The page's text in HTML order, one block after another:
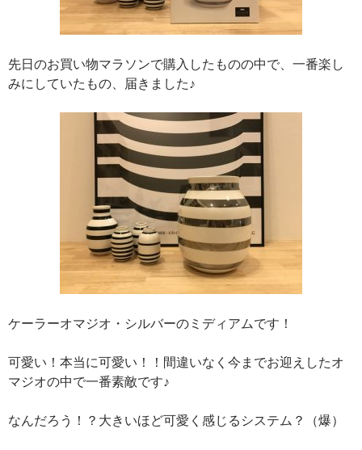
先日のお買い物マラソンで購入したものの中で、一番楽し
みにしていたもの、届きました♪
ケーラーオマジオ・シルバーのミディアムです！
可愛い！本当に可愛い！！間違いなく今までお迎えしたオ
マジオの中で一番素敵です♪
なんだろう！？大きいほど可愛く感じるシステム？（爆）